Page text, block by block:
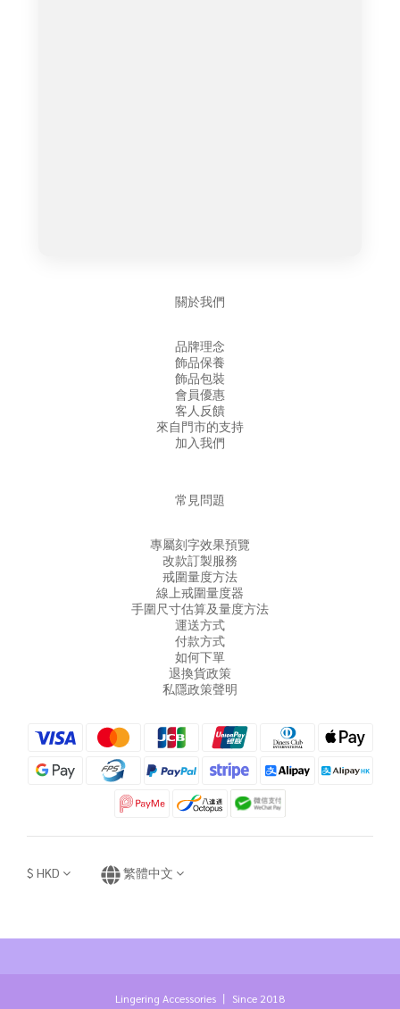
關於我們
品牌理念
飾品保養
飾品包裝
會員優惠
客人反饋
來自門市的支持
加入我們
常見問題
專屬刻字效果預覽
改款訂製服務
戒圍量度方法
線上戒圍量度器
手圍尺寸估算及量度方法
運送方式
付款方式
如何下單
退換貨政策
私隱政策聲明
$ HKD 繁體中文
Lingering Accessories 丨 Since 2018